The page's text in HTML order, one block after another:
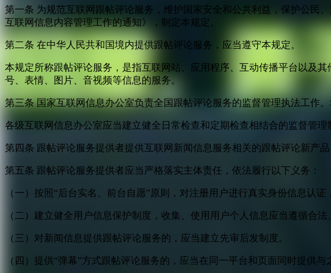
第一条 为规范互联网跟帖评论服务，维护国家安全和公共利益，保护公民
互联网信息内容管理工作的通知》，制定本规定。
第二条 在中华人民共和国境内提供跟帖评论服务，应当遵守本规定。
本规定所称跟帖评论服务，是指互联网站、应用程序、互动传播平台以及
号、表情、图片、音视频等信息的服务。
第三条 国家互联网信息办公室负责全国跟帖评论服务的监督管理执法工作
各级互联网信息办公室应当建立健全日常检查和定期检查相结合的监督管
第四条 跟帖评论服务提供者提供互联网新闻信息服务相关的跟帖评论新产
第五条 跟帖评论服务提供者应当严格落实主体责任，依法履行以下义务：
（一）按照“后台实名、前台自愿”原则，对注册用户进行真实身份信息认
（二）建立健全用户信息保护制度，收集、使用用户个人信息应当遵循合
（三）对新闻信息提供跟帖评论服务的，应当建立先审后发制度。
（四）提供“弹幕”方式跟帖评论服务的，应当在同一平台和页面同时提供与